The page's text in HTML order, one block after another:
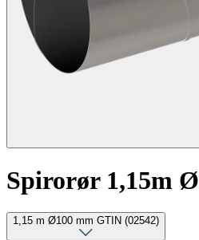
Spirorør 1,15m
1,15 m Ø100 mm GTIN (02542)